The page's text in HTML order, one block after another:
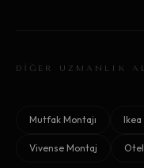
DİĞER UZMANLIK
Mutfak Montajı Ikea
Vivense Montaj